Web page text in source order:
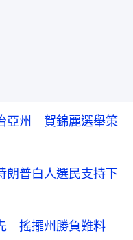
亞州 賀錦麗選舉策
朗普白人選民支持下
搖擺州勝負難料